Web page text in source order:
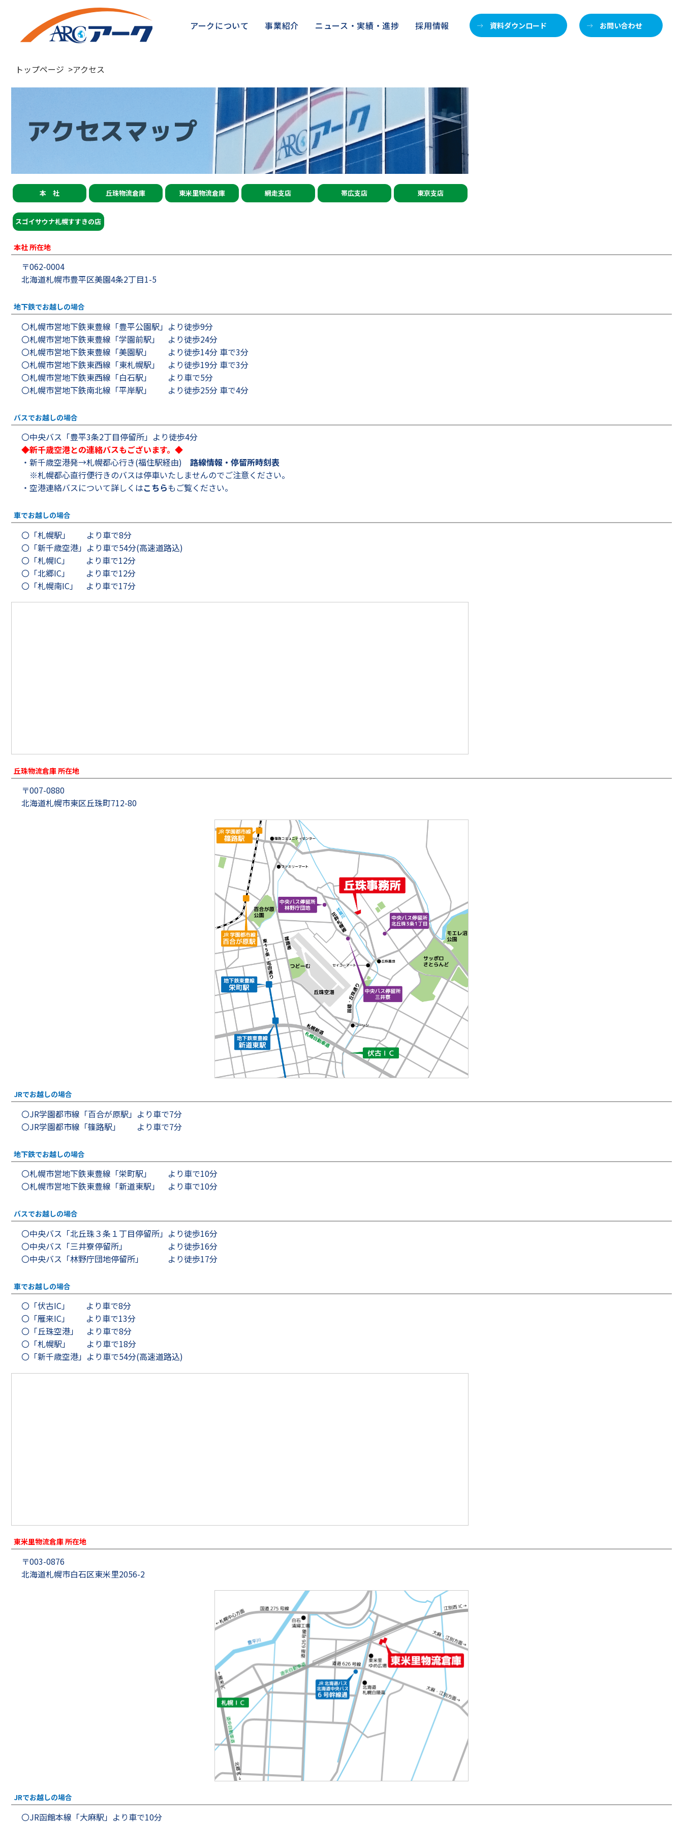
アークについて 事業紹介 ニュース・実績・進捗 採用情報 資料ダウンロード お問い合わせ
トップページ >アクセス
本 社 丘珠物流倉庫 東米里物流倉庫 網走支店 帯広支店 東京支店
スゴイサウナ札幌すすきの店
本社 所在地
〒062-0004
北海道札幌市豊平区美園4条2丁目1-5
地下鉄でお越しの場合
〇札幌市営地下鉄東豊線「豊平公園駅」より徒歩9分
〇札幌市営地下鉄東豊線「学園前駅」 より徒歩24分
〇札幌市営地下鉄東豊線「美園駅」 より徒歩14分 車で3分
〇札幌市営地下鉄東西線「東札幌駅」 より徒歩19分 車で3分
〇札幌市営地下鉄東西線「白石駅」 より車で5分
〇札幌市営地下鉄南北線「平岸駅」 より徒歩25分 車で4分
バスでお越しの場合
〇中央バス「豊平3条2丁目停留所」より徒歩4分
◆新千歳空港との連絡バスもございます。◆
・新千歳空港発→札幌都心行き(福住駅経由) 路線情報・停留所時刻表
※札幌都心直行便行きのバスは停車いたしませんのでご注意ください。
・空港連絡バスについて詳しくはこちらもご覧ください。
車でお越しの場合
〇「札幌駅」 より車で8分
〇「新千歳空港」より車で54分(高速道路込)
〇「札幌IC」 より車で12分
〇「北郷IC」 より車で12分
〇「札幌南IC」 より車で17分
丘珠物流倉庫 所在地
〒007-0880
北海道札幌市東区丘珠町712-80
JRでお越しの場合
〇JR学園都市線「百合が原駅」より車で7分
〇JR学園都市線「篠路駅」 より車で7分
地下鉄でお越しの場合
〇札幌市営地下鉄東豊線「栄町駅」 より車で10分
〇札幌市営地下鉄東豊線「新道東駅」 より車で10分
バスでお越しの場合
〇中央バス「北丘珠３条１丁目停留所」より徒歩16分
〇中央バス「三井寮停留所」 より徒歩16分
〇中央バス「林野庁団地停留所」 より徒歩17分
車でお越しの場合
〇「伏古IC」 より車で8分
〇「雁来IC」 より車で13分
〇「丘珠空港」 より車で8分
〇「札幌駅」 より車で18分
〇「新千歳空港」より車で54分(高速道路込)
東米里物流倉庫 所在地
〒003-0876
北海道札幌市白石区東米里2056-2
JRでお越しの場合
〇JR函館本線「大麻駅」より車で10分